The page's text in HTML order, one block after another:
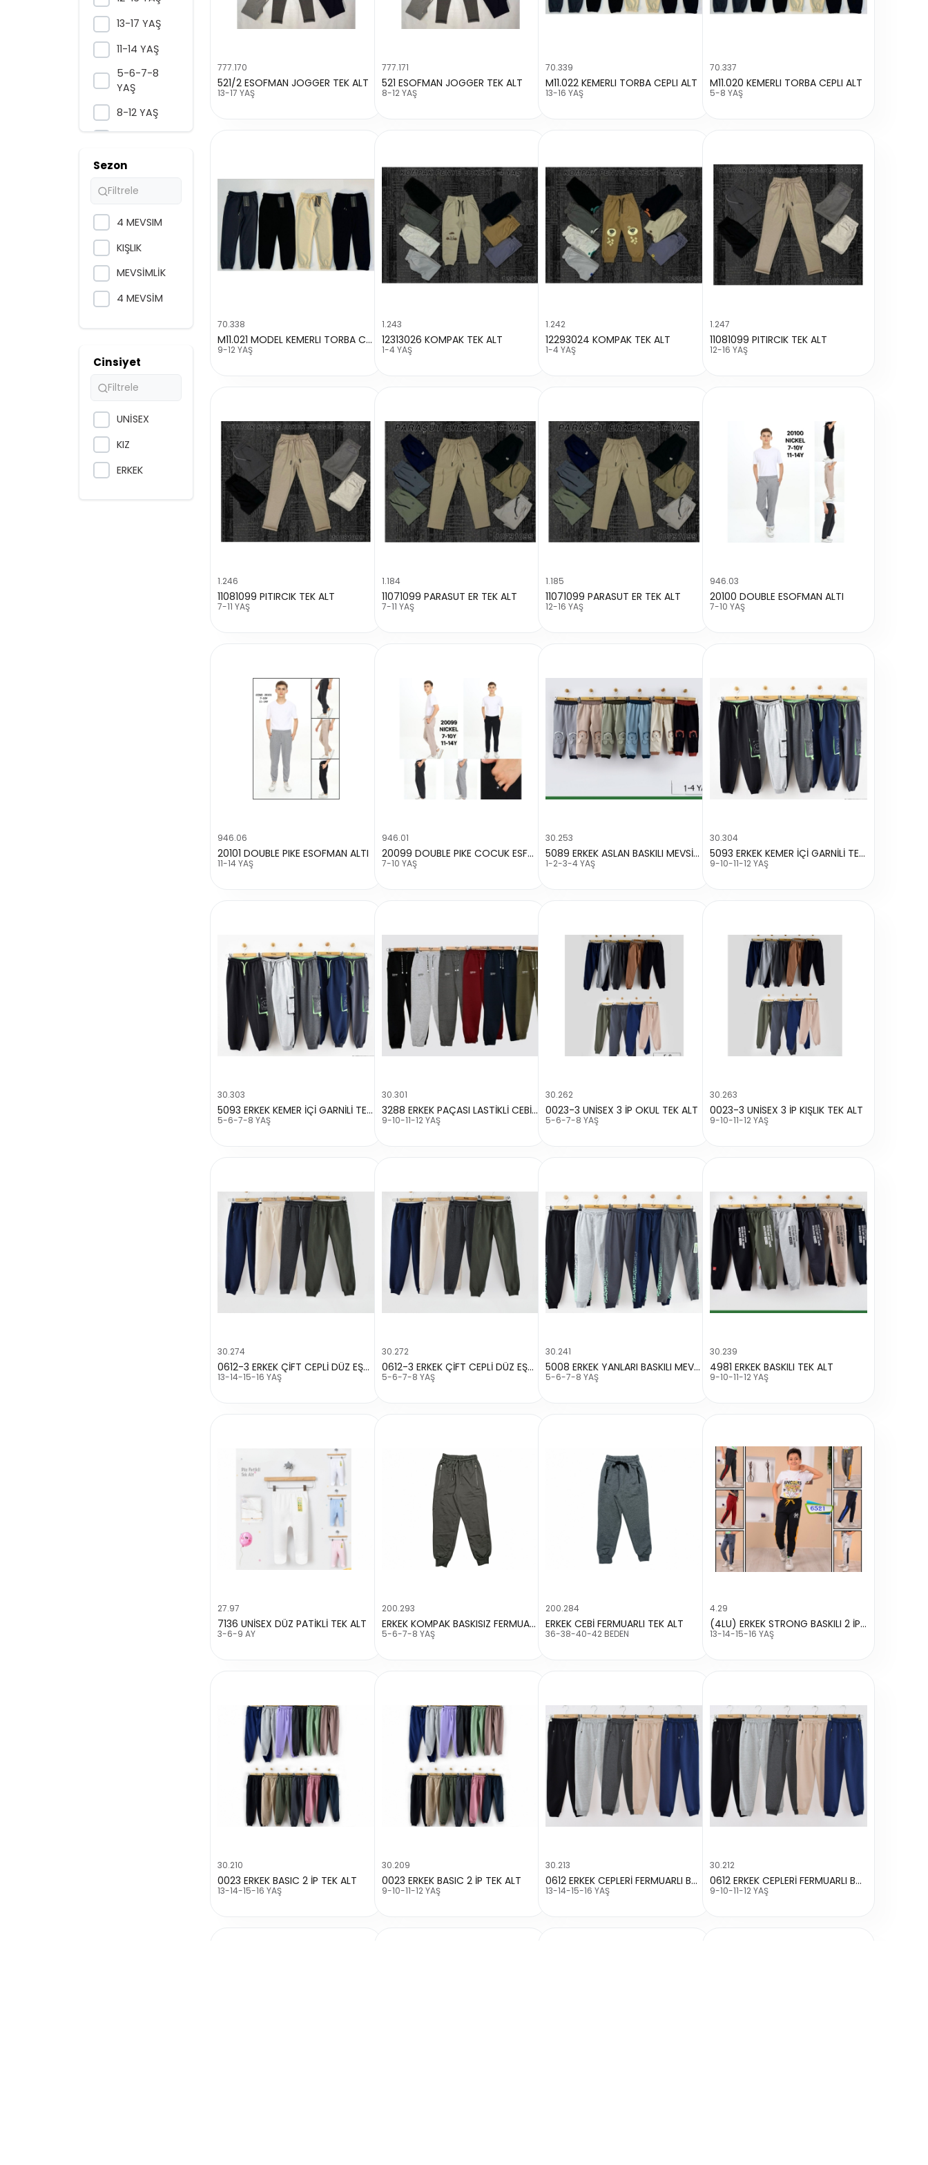
13-17 YAŞ
11-14 YAŞ
5-6-7-8
YAŞ
8-12 YAŞ
1-4 YAŞ
36-38-40-
5-8 YAŞ
9-12 YAŞ
3-6-9 AY
1-2-3-4 YAŞ
13-14-15-16
Sezon
4 MEVSIM
KIŞLIK
MEVSİMLİK
4 MEVSİM
Cinsiyet
UNİSEX
KIZ
ERKEK
777.170
521/2 ESOFMAN JOGGER TEK ALT
13-17 YAŞ
777.171
521 ESOFMAN JOGGER TEK ALT
8-12 YAŞ
70.339
M11.022 KEMERLI TORBA CEPLI ALT
13-16 YAŞ
70.337
M11.020 KEMERLI TORBA CEPLI ALT
5-8 YAŞ
70.338
M11.021 MODEL KEMERLI TORBA CEP ALT
9-12 YAŞ
1.243
12313026 KOMPAK TEK ALT
1-4 YAŞ
1.242
12293024 KOMPAK TEK ALT
1-4 YAŞ
1.247
11081099 PITIRCIK TEK ALT
12-16 YAŞ
1.246
11081099 PITIRCIK TEK ALT
7-11 YAŞ
1.184
11071099 PARASUT ER TEK ALT
7-11 YAŞ
1.185
11071099 PARASUT ER TEK ALT
12-16 YAŞ
946.03
20100 DOUBLE ESOFMAN ALTI
7-10 YAŞ
946.06
20101 DOUBLE PIKE ESOFMAN ALTI
11-14 YAŞ
946.01
20099 DOUBLE PIKE COCUK ESFMAN A
7-10 YAŞ
30.253
5089 ERKEK ASLAN BASKILI MEVSİMLİK TEK ALT
1-2-3-4 YAŞ
30.304
5093 ERKEK KEMER İÇİ GARNİLİ TEK KARGO CEPLİ BASKILI TEK ALT
9-10-11-12 YAŞ
30.303
5093 ERKEK KEMER İÇİ GARNİLİ TEK KARGO CEPLİ BASKILI TEK ALT
5-6-7-8 YAŞ
30.301
3288 ERKEK PAÇASI LASTİKLİ CEBİ BASKILI TEK ALT
9-10-11-12 YAŞ
30.262
0023-3 UNİSEX 3 İP OKUL TEK ALT
5-6-7-8 YAŞ
30.263
0023-3 UNİSEX 3 İP KIŞLIK TEK ALT
9-10-11-12 YAŞ
30.274
0612-3 ERKEK ÇİFT CEPLİ DÜZ EŞOFMAN ALT
13-14-15-16 YAŞ
30.272
0612-3 ERKEK ÇİFT CEPLİ DÜZ EŞOFMAN ALT
5-6-7-8 YAŞ
30.241
5008 ERKEK YANLARI BASKILI MEVSİMLİK TEK ALT
5-6-7-8 YAŞ
30.239
4981 ERKEK BASKILI TEK ALT
9-10-11-12 YAŞ
27.97
7136 UNİSEX DÜZ PATİKLİ TEK ALT
3-6-9 AY
200.293
ERKEK KOMPAK BASKISIZ FERMUARLI OKUL TEK ALT
5-6-7-8 YAŞ
200.284
ERKEK CEBİ FERMUARLI TEK ALT
36-38-40-42 BEDEN
4.29
(4LU) ERKEK STRONG BASKILI 2 İP TEK ALT
13-14-15-16 YAŞ
30.210
0023 ERKEK BASIC 2 İP TEK ALT
13-14-15-16 YAŞ
30.209
0023 ERKEK BASIC 2 İP TEK ALT
9-10-11-12 YAŞ
30.213
0612 ERKEK CEPLERİ FERMUARLI BASKISIZ 2 İP TEK ALT
13-14-15-16 YAŞ
30.212
0612 ERKEK CEPLERİ FERMUARLI BASKISIZ 2 İP TEK ALT
9-10-11-12 YAŞ